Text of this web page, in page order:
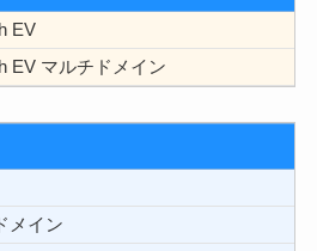
EV
EV マルチドメイン
メイン